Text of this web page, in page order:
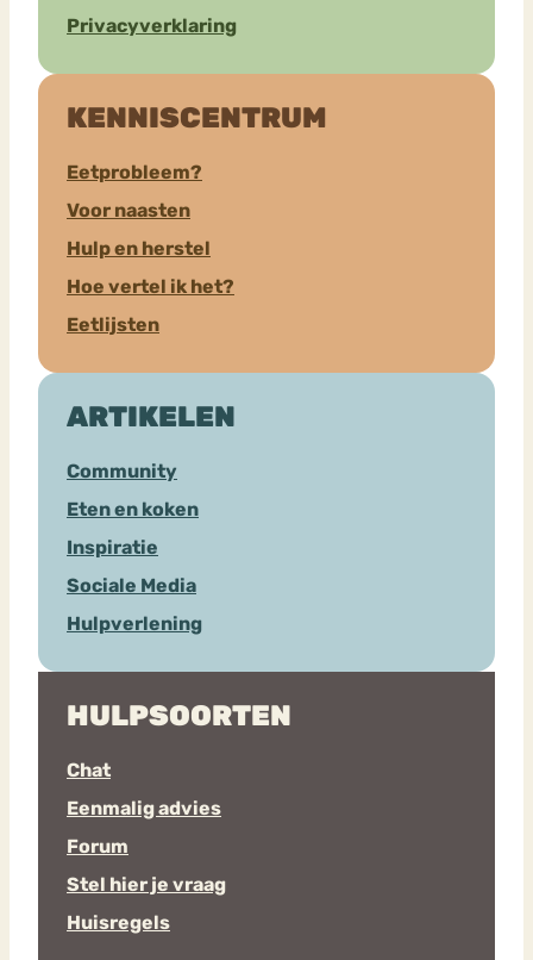
Privacyverklaring
KENNISCENTRUM
Eetprobleem?
Voor naasten
Hulp en herstel
Hoe vertel ik het?
Eetlijsten
ARTIKELEN
Community
Eten en koken
Inspiratie
Sociale Media
Hulpverlening
HULPSOORTEN
Chat
Eenmalig advies
Forum
Stel hier je vraag
Huisregels